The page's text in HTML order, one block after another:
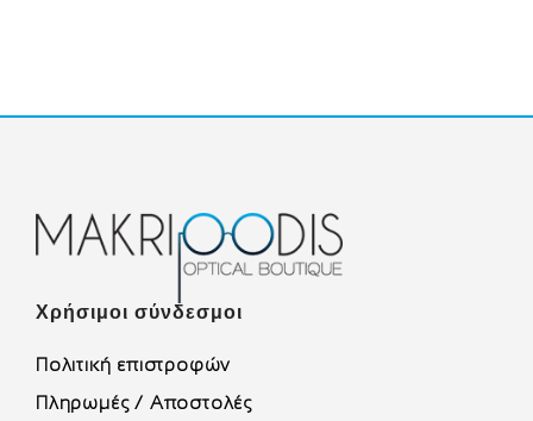
Χρήσιμοι σύνδεσμοι
Πολιτική επιστροφών
Πληρωμές / Αποστολές